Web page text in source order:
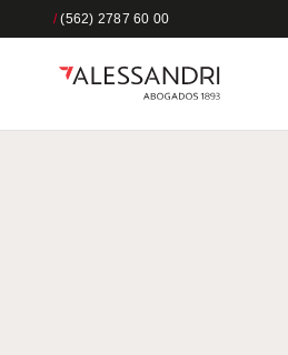
/(562) 2787 60 00